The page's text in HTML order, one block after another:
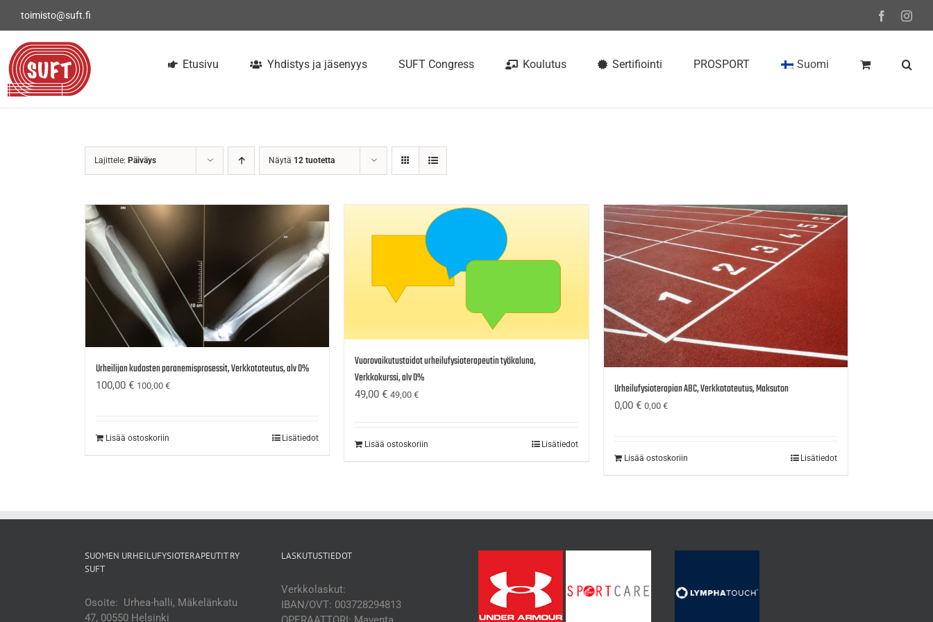
toimisto@suft.fi Facebook
Etusivu Yhdistys ja jäsenyys SUFT Congress Koulutus Sertifiointi PROSPORT Suomi
Lajittele: Päiväys Näytä 12 tuotetta
Urheilijan kudosten paranemisprosessit, Verkkototeutus, alv 0%
100,00 € 100,00 €
Lisää ostoskoriin Lisätiedot
Vuorovaikutustaidot urheilufysioterapeutin työkaluna,
Verkkokurssi, alv 0%
49,00€ 49,00€
Lisää ostoskoriin Lisätiedot
Urheilufysioterapian ABC, Verkkototeutus, Maksuton
0,00 € 0,00 €
Lisää ostoskoriin Lisätiedot
SUOMEN URHEILUFYSIOTERAPEUTIT RY
SUFT
Osoite: Urhea-halli, Mäkelänkatu
47, 00550 Helsinki
LASKUTUSTIEDOT
Verkkolaskut:
IBAN/OVT: 003728294813